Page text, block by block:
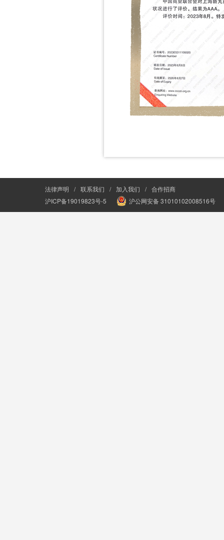
法律声明 / 联系我们 / 加入我们 / 合作招商
沪ICP备19019823号-5
沪公网安备 31010102008516号